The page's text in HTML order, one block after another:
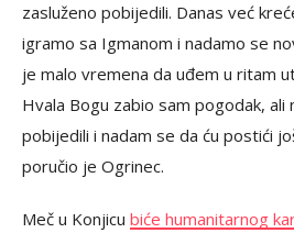
zasluženo pobijedili. Danas već
igramo sa Igmanom i nadamo se
je malo vremena da uđem u ritam
Hvala Bogu zabio sam pogodak,
pobijedili i nadam se da ću postići
poručio je Ogrinec.
Meč u Konjicu biće humanitarnog